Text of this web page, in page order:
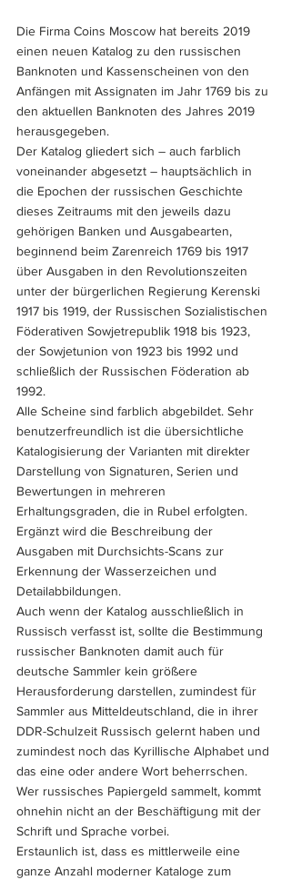
Die Firma Coins Moscow hat bereits 2019
einen neuen Katalog zu den russischen
Banknoten und Kassenscheinen von den
Anfängen mit Assignaten im Jahr 1769 bis zu
den aktuellen Banknoten des Jahres 2019
herausgegeben.
Der Katalog gliedert sich – auch farblich
voneinander abgesetzt – hauptsächlich in
die Epochen der russischen Geschichte
dieses Zeitraums mit den jeweils dazu
gehörigen Banken und Ausgabearten,
beginnend beim Zarenreich 1769 bis 1917
über Ausgaben in den Revolutionszeiten
unter der bürgerlichen Regierung Kerenski
1917 bis 1919, der Russischen Sozialistischen
Föderativen Sowjetrepublik 1918 bis 1923,
der Sowjetunion von 1923 bis 1992 und
schließlich der Russischen Föderation ab
1992.
Alle Scheine sind farblich abgebildet. Sehr
benutzerfreundlich ist die übersichtliche
Katalogisierung der Varianten mit direkter
Darstellung von Signaturen, Serien und
Bewertungen in mehreren
Erhaltungsgraden, die in Rubel erfolgten.
Ergänzt wird die Beschreibung der
Ausgaben mit Durchsichts-Scans zur
Erkennung der Wasserzeichen und
Detailabbildungen.
Auch wenn der Katalog ausschließlich in
Russisch verfasst ist, sollte die Bestimmung
russischer Banknoten damit auch für
deutsche Sammler kein größere
Herausforderung darstellen, zumindest für
Sammler aus Mitteldeutschland, die in ihrer
DDR-Schulzeit Russisch gelernt haben und
zumindest noch das Kyrillische Alphabet und
das eine oder andere Wort beherrschen.
Wer russisches Papiergeld sammelt, kommt
ohnehin nicht an der Beschäftigung mit der
Schrift und Sprache vorbei.
Erstaunlich ist, dass es mittlerweile eine
ganze Anzahl moderner Kataloge zum